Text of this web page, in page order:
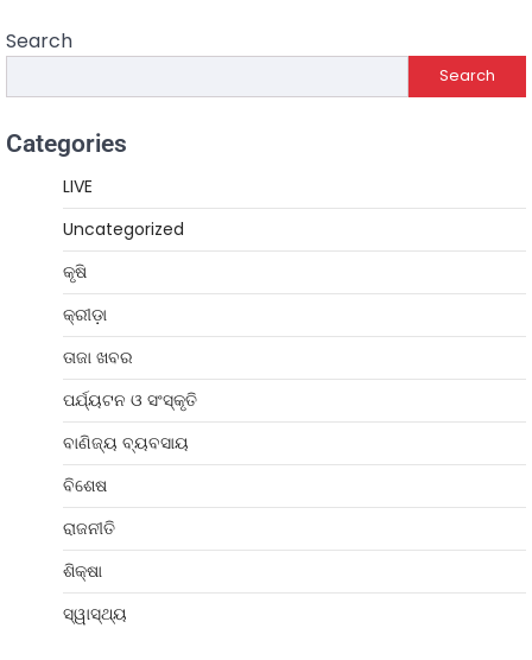
Search
Search
Categories
LIVE
Uncategorized
କୃଷି
କ୍ରୀଡ଼ା
ତାଜା ଖବର
ପର୍ଯ୍ୟଟନ ଓ ସଂସ୍କୃତି
ବାଣିଜ୍ୟ ବ୍ୟବସାୟ
ବିଶେଷ
ରାଜନୀତି
ଶିକ୍ଷା
ସ୍ୱାସ୍ଥ୍ୟ